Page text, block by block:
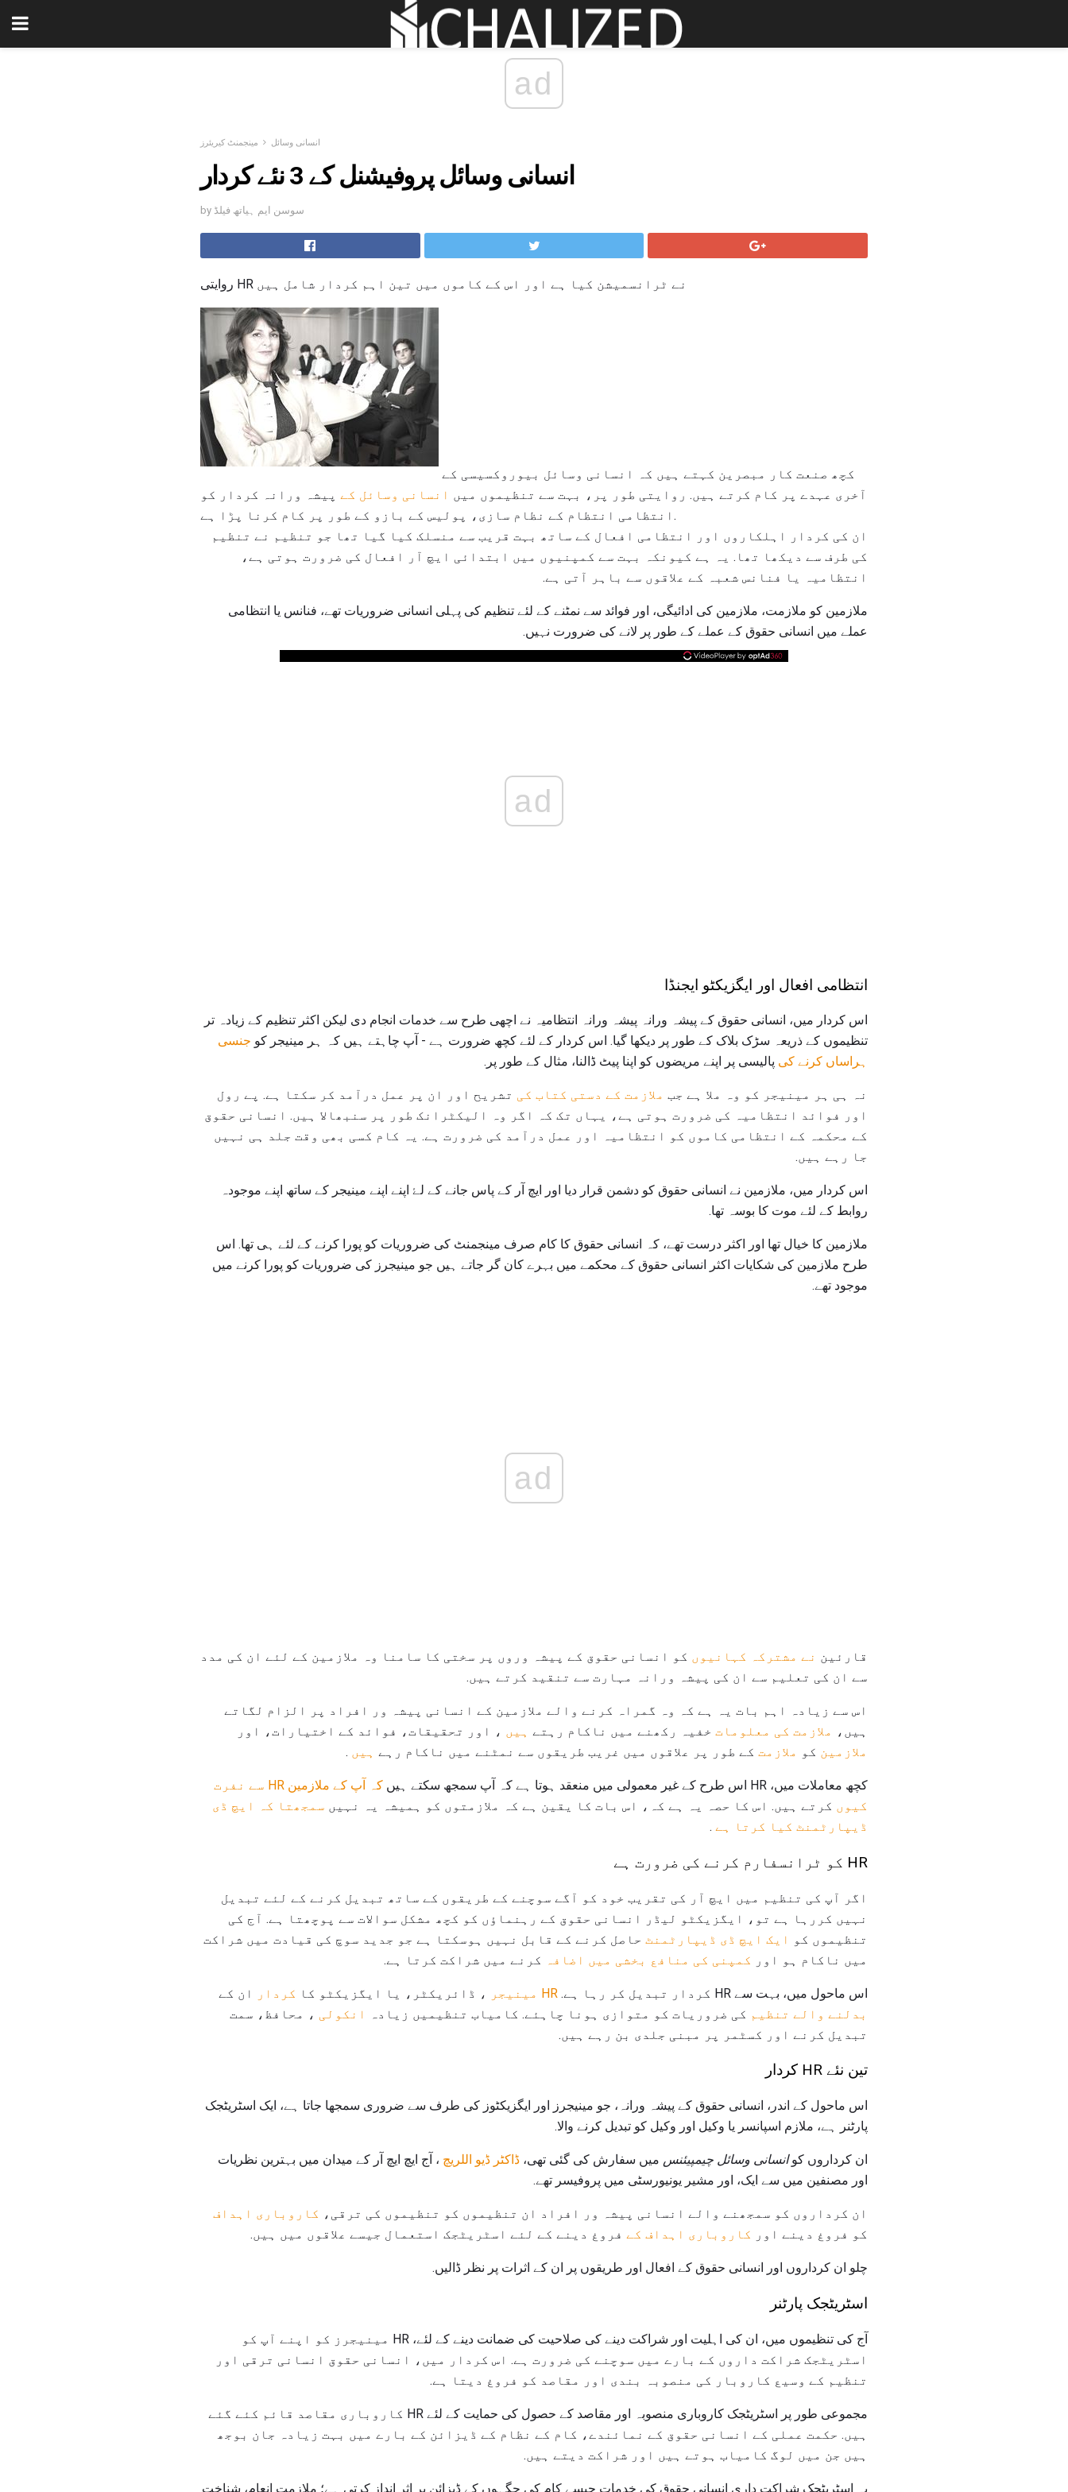
ad
انسانی وسائل مینجمنٹ کیریئرز
انسانی وسائل پروفیشنل کے 3 نئے کردار
by سوسن ایم ہیاتھ فیلڈ
روایتی HR نے ٹرانسمیشن کیا ہے اور اس کے کاموں میں تین اہم کردار شامل ہیں
آخری عہدے پر کام کرتے ہیں. روایتی طور پر، بہت سے تنظیموں میں انسانی وسائل کے پیشہ ورانہ کردار کو
انتظامی انتظام کے نظام سازی، پولیس کے بازو کے طور پر کام کرنا پڑا ہے.
ان کی کردار اہلکاروں اور انتظامی افعال کے ساتھ بہت قریب سے منسلک کیا گیا تھا جو تنظیم نے تنظیم
کی طرف سے دیکھا تھا. یہ ہے کیونکہ بہت سے کمپنیوں میں ابتدائی ایچ آر افعال کی ضرورت ہوتی ہے،
انتظامیہ یا فنانس شعبہ کے علاقوں سے باہر آتی ہے.
ملازمین کو ملازمت، ملازمین کی ادائیگی، اور فوائد سے نمٹنے کے لئے تنظیم کی پہلی انسانی ضروریات تھے، فنانس یا انتظامی
عملے میں انسانی حقوق کے عملے کے طور پر لانے کی ضرورت نہیں.
ad
انتظامی افعال اور ایگزیکٹو ایجنڈا
اس کردار میں، انسانی حقوق کے پیشہ ورانہ پیشہ ورانہ انتظامیہ نے اچھی طرح سے خدمات انجام دی لیکن اکثر تنظیم کے زیادہ تر
تنظیموں کے ذریعہ سڑک بلاک کے طور پر دیکھا گیا. اس کردار کے لئے کچھ ضرورت ہے - آپ چاہتے ہیں کہ ہر مینیجر کو جنسی
ہراساں کرنے کی پالیسی پر اپنے مریضوں کو اپنا پیٹ ڈالنا، مثال کے طور پر.
نہ ہی ہر مینیجر کو وہ ملا ہے جب ملازمت کے دستی کتاب کی تشریح اور ان پر عمل درآمد کر سکتا ہے. پے رول
اور فوائد انتظامیہ کی ضرورت ہوتی ہے، یہاں تک کہ اگر وہ الیکٹرانک طور پر سنبھالا ہیں. انسانی حقوق
کے محکمہ کے انتظامی کاموں کو انتظامیہ اور عمل درآمد کی ضرورت ہے. یہ کام کسی بھی وقت جلد ہی نہیں
جا رہے ہیں.
اس کردار میں، ملازمین نے انسانی حقوق کو دشمن قرار دیا اور ایچ آر کے پاس جانے کے لۓ اپنے اپنے مینیجر کے ساتھ اپنے موجودہ
روابط کے لئے موت کا بوسہ تھا.
ملازمین کا خیال تھا اور اکثر درست تھے، کہ انسانی حقوق کا کام صرف مینجمنٹ کی ضروریات کو پورا کرنے کے لئے ہی تھا. اس
طرح ملازمین کی شکایات اکثر انسانی حقوق کے محکمے میں بہرے کان گر جاتے ہیں جو مینیجرز کی ضروریات کو پورا کرنے میں
موجود تھے.
ad
قارئین نے مشترکہ کہانیوں کو انسانی حقوق کے پیشہ وروں پر سختی کا سامنا وہ ملازمین کے لئے ان کی مدد
سے ان کی تعلیم سے ان کی پیشہ ورانہ مہارت سے تنقید کرتے ہیں.
اس سے زیادہ اہم بات یہ ہے کہ وہ گمراہ کرنے والے ملازمین کے انسانی پیشہ ور افراد پر الزام لگاتے
ہیں، ملازمت کی معلومات خفیہ رکھنے میں ناکام رہتے ہیں ، اور تحقیقات، فوائد کے اختیارات، اور
ملازمین کو ملازمت کے طور پر علاقوں میں غریب طریقوں سے نمٹنے میں ناکام رہے ہیں .
کچھ معاملات میں، HR اس طرح کے غیر معمولی میں منعقد ہوتا ہے کہ آپ سمجھ سکتے ہیں
کہ آپ کے ملازمین HR سے نفرت
کیوں کرتے ہیں. اس کا حصہ یہ ہے کہ، اس بات کا یقین ہے کہ ملازمتوں کو ہمیشہ یہ نہیں سمجھتا کہ ایچ ڈی
ڈیپارٹمنٹ کیا کرتا ہے .
HR کو ٹرانسفارم کرنے کی ضرورت ہے
اگر آپ کی تنظیم میں ایچ آر کی تقریب خود کو آگے سوچنے کے طریقوں کے ساتھ تبدیل کرنے کے لئے تبدیل
نہیں کررہا ہے تو، ایگزیکٹو لیڈر انسانی حقوق کے رہنماؤں کو کچھ مشکل سوالات سے پوچھتا ہے. آج کی
تنظیموں کو ایک ایچ ڈی ڈیپارٹمنٹ حاصل کرنے کے قابل نہیں ہوسکتا ہے جو جدید سوچ کی قیادت میں شراکت
میں ناکام ہو اور کمپنی کی منافع بخشی میں اضافہ کرنے میں شراکت کرتا ہے.
اس ماحول میں، بہت سے HR کردار تبدیل کر رہا ہے. HR مینیجر ، ڈائریکٹر، یا ایگزیکٹو کا کردار
ان کے
بدلنے والے تنظیم کی ضروریات کو متوازی ہونا چاہئے. کامیاب تنظیمیں زیادہ انکولی ، محافظ، سمت
تبدیل کرنے اور کسٹمر پر مبنی جلدی بن رہے ہیں.
تین نئے HR کردار
اس ماحول کے اندر، انسانی حقوق کے پیشہ ورانہ، جو مینیجرز اور ایگزیکٹوز کی طرف سے ضروری سمجھا جاتا ہے، ایک اسٹریٹجک
پارٹنر ہے، ملازم اسپانسر یا وکیل اور وکیل کو تبدیل کرنے والا.
ان کرداروں کوانسانی وسائل چیمپیئنس میں سفارش کی گئی تھی، ڈاکٹر ڈیو اللریچ ، آج ایچ ایچ آر کے میدان میں بہترین نظریات
اور مصنفین میں سے ایک، اور مشیر یونیورسٹی میں پروفیسر تھے.
ان کرداروں کو سمجھنے والے انسانی پیشہ ور افراد ان تنظیموں کو تنظیموں کی ترقی، کاروباری اہداف
کو فروغ دینے اور کاروباری اہداف کے فروغ دینے کے لئے اسٹریٹجک استعمال جیسے علاقوں میں ہیں.
چلو ان کرداروں اور انسانی حقوق کے افعال اور طریقوں پر ان کے اثرات پر نظر ڈالیں.
اسٹریٹجک پارٹنر
آج کی تنظیموں میں، ان کی اہلیت اور شراکت دینے کی صلاحیت کی ضمانت دینے کے لئے، HR مینیجرز کو اپنے آپ کو
اسٹریٹجک شراکت داروں کے بارے میں سوچنے کی ضرورت ہے. اس کردار میں، انسانی حقوق انسانی ترقی اور
تنظیم کے وسیع کاروبار کی منصوبہ بندی اور مقاصد کو فروغ دیتا ہے.
مجموعی طور پر اسٹریٹجک کاروباری منصوبہ اور مقاصد کے حصول کی حمایت کے لئے HR کاروباری مقاصد قائم کئے گئے
ہیں. حکمت عملی کے انسانی حقوق کے نمائندے، کام کے نظام کے ڈیزائن کے بارے میں بہت زیادہ جان بوجھ
ہیں جن میں لوگ کامیاب ہوتے ہیں اور شراکت دیتے ہیں.
یہ اسٹریٹجک شراکت داری انسانی حقوق کی خدمات جیسے کام کی جگہوں کے ڈیزائن پر اثر انداز کرتی ہے؛ ملازمت انعام، شناخت